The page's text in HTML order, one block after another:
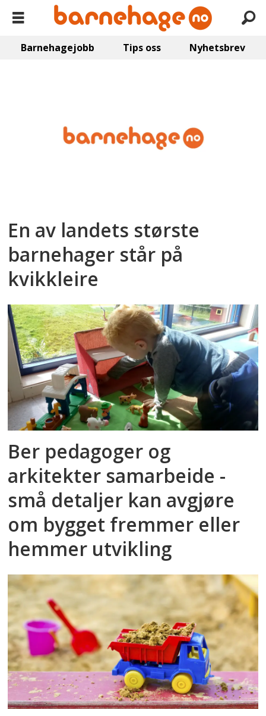
Barnehagejobb Tips oss Nyhetsbrev
En av landets største
barnehager står på
kvikkleire
Ber pedagoger og
arkitekter samarbeide -
små detaljer kan avgjøre
om bygget fremmer eller
hemmer utvikling